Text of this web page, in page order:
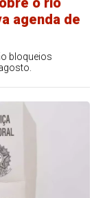
agenda de
bloqueios